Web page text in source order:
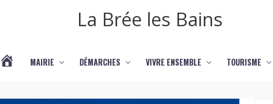
La Brée les Bains
MAIRIE DÉMARCHES VIVRE ENSEMBLE TOURISME